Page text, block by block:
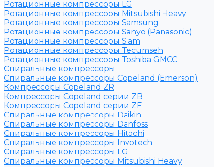
Ротационные компрессоры LG
Ротационные компрессоры Mitsubishi Heavy
Ротационные компрессоры Samsung
Ротационные компрессоры Sanyo (Panasonic)
Ротационные компрессоры Siam
Ротационные компрессоры Tecumseh
Ротационные компрессоры Toshiba GMCC
Спиральные компрессоры
Спиральные компрессоры Copeland (Emerson)
Компрессоры Copeland ZR
Компрессоры Copeland серии ZB
Компрессоры Copeland серии ZF
Спиральные компрессоры Daikin
Спиральные компрессоры Danfoss
Спиральные компрессоры Hitachi
Спиральные компрессоры Invotech
Спиральные компрессоры LG
Спиральные компрессоры Mitsubishi Heavy